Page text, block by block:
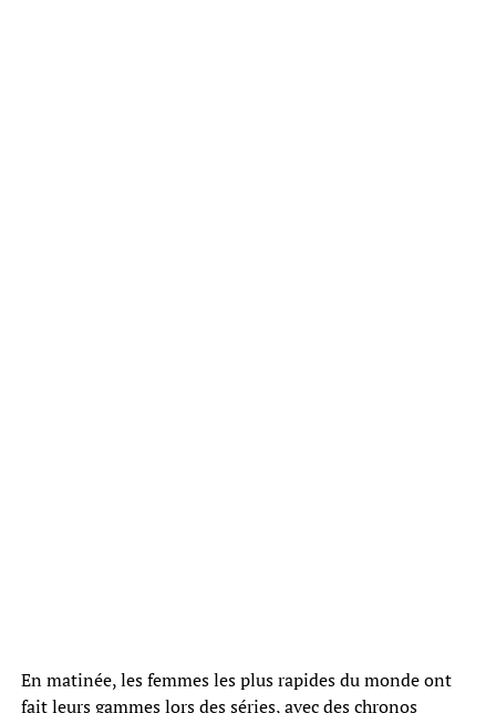
En matinée, les femmes les plus rapides du monde ont
fait leurs gammes lors des séries, avec des chronos